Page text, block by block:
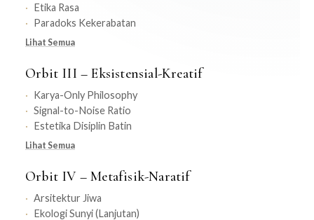
Etika Rasa
Paradoks Kekerabatan
Lihat Semua
Orbit III – Eksistensial-Kreatif
Karya-Only Philosophy
Signal-to-Noise Ratio
Estetika Disiplin Batin
Lihat Semua
Orbit IV – Metafisik-Naratif
Arsitektur Jiwa
Ekologi Sunyi (Lanjutan)